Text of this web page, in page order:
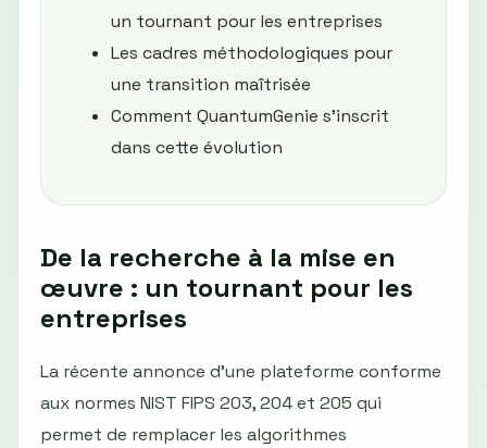
un tournant pour les entreprises
Les cadres méthodologiques pour
une transition maîtrisée
Comment QuantumGenie s’inscrit
dans cette évolution
De la recherche à la mise en
œuvre : un tournant pour les
entreprises
La récente annonce d'une plateforme conforme
aux normes NIST FIPS 203, 204 et 205 qui
permet de remplacer les algorithmes